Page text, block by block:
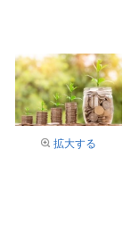
拡大する